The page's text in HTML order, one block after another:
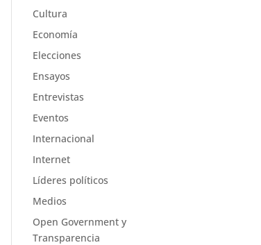
Cultura
Economía
Elecciones
Ensayos
Entrevistas
Eventos
Internacional
Internet
Líderes políticos
Medios
Open Government y
Transparencia